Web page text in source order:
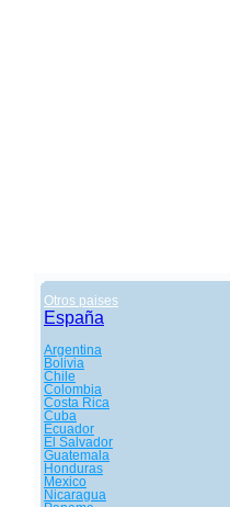
Otros paises
España
Argentina
Bolivia
Chile
Colombia
Costa Rica
Cuba
Ecuador
El Salvador
Guatemala
Honduras
Mexico
Nicaragua